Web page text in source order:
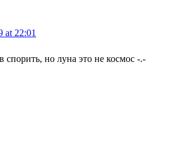
at 22:01
спорить, но луна это не космос -.-